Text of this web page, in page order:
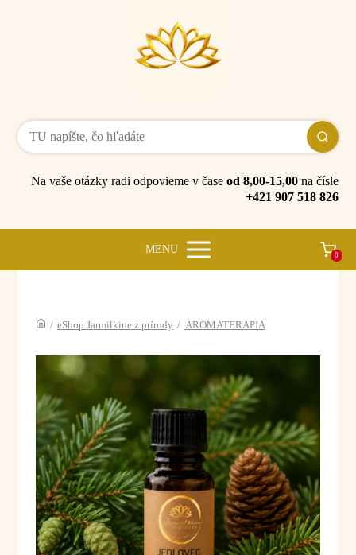
Na vaše otázky radi odpovieme v čase od 8,00-15,00na čísle
+421 907 518 826
MENU 0
/ eShop Jarmilkine z prírody / AROMATERAPIA